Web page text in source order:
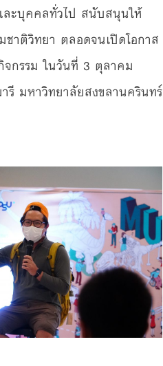
ละบุคคลทั่วไป สนับสนุนให้
ชาติวิทยา ตลอดจนเปิดโอกาส
จกรรม ในวันที่ 3 ตุลาคม
มหาวิทยาลัยสงขลานครินทร์